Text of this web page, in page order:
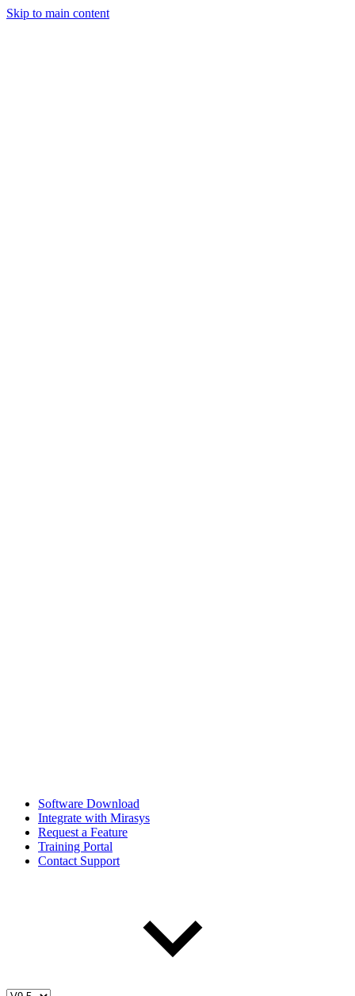
Skip to main content
Software Download
Integrate with Mirasys
Request a Feature
Training Portal
Contact Support